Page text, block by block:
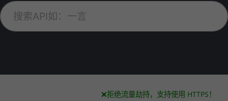
❌拒绝流量劫持，支持使用 HTTPS！